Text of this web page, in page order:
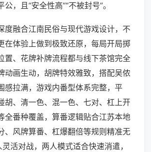
，且“安全性高”“不被封号”。
度融合江南民俗与现代游戏设计，不
在体验上做到极致还原，每局开局掷
置、花牌补牌流程都与线下茶馆完全
动画生动，胡牌特效雅致，搭配吴侬
感拉满，游戏内番型体系完整，平
胡、清一色、混一色、七对、杠上开
全番种覆盖，算番逻辑贴合江苏本地
、风牌算番、杠爆翻倍等规则精准无
活对战，两人模式适合快速消遣，